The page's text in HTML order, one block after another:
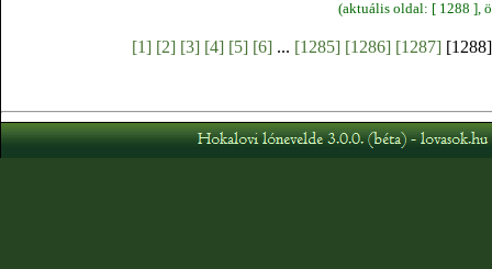
(aktuális oldal: [ 1288 ],
[1] [2] [3] [4] [5] [6] ... [1285] [1286] [1287]